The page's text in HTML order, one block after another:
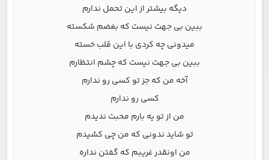
دیگه بیشتر از این تحمل ندارم
ببین بی جهت نیست که بغضم شکسته
میدونی چه کردی با این قلب خسته
ببین بی جهت نیست که چشم انتظارم
آخه من که جز تو کسی رو ندارم
کسی رو ندارم
من از تو یه بارم محبت ندیدم
تو شاید ندونی که من چی کشیدم
من اونقدر غریبم که گفتن نداره